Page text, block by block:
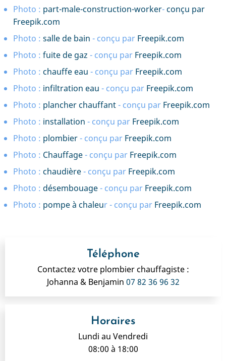
Photo : part-male-construction-worker-conçu par
Freepik.com
Photo : salle de bain - conçu par Freepik.com
Photo : fuite de gaz - conçu par Freepik.com
Photo : chauffe eau - conçu par Freepik.com
Photo : infiltration eau - conçu par Freepik.com
Photo : plancher chauffant- conçu par Freepik.com
Photo : installation - conçu par Freepik.com
Photo : plombier- conçu par Freepik.com
Photo : Chauffage- conçu par Freepik.com
Photo : chaudière- conçu par Freepik.com
Photo : désembouage- conçu par Freepik.com
Photo : pompe à chaleur - conçu par Freepik.com
Téléphone
Contactez votre plombier chauffagiste :
Johanna & Benjamin 07 82 36 96 32
Horaires
Lundi au Vendredi
08:00 à 18:00